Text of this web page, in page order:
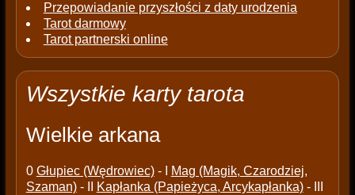
Przepowiadanie przyszłości z daty urodzenia
Tarot darmowy
Tarot partnerski online
Wszystkie karty tarota
Wielkie arkana
0 Głupiec (Wędrowiec)- I
Mag (Magik, Czarodziej,
Szaman)- II Kapłanka (Papieżyca, Arcykapłanka)- III